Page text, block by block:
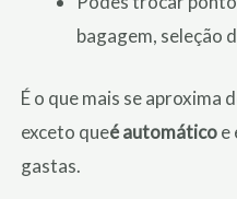
bagagem, seleção
É o que mais se aproxima
exceto queé automáticoe
gastas.